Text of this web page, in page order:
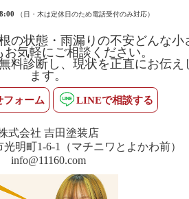
（日・木は定休日のため電話受付のみ対応）
の状態・雨漏りの不安どんな小
気軽にご相談ください。
料診断し、現状を正直にお伝え
ます。
フォーム LINEで相談する
式会社 吉田塗装店
光明町1-6-1（マチニワとよかわ前）
info@11160.com